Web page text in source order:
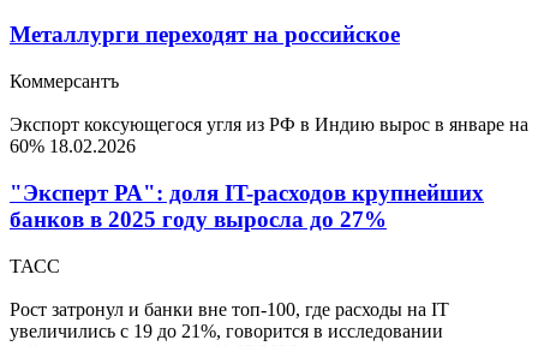
Металлурги переходят на российское
Коммерсантъ
Экспорт коксующегося угля из РФ в Индию вырос в январе на
60% 18.02.2026
"Эксперт РА": доля IT-расходов крупнейших
банков в 2025 году выросла до 27%
ТАСС
Рост затронул и банки вне топ-100, где расходы на IT
увеличились с 19 до 21%, говорится в исследовании